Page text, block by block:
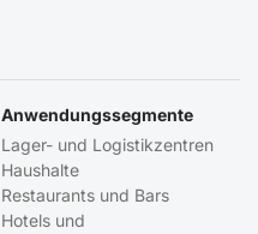
Anwendungssegmente
Lager- und Logistikzentren
Haushalte
Restaurants und Bars
Hotels und